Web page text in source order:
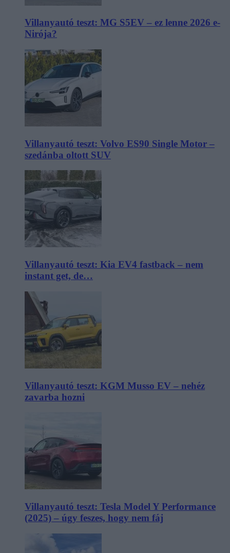
Villanyautó teszt: MG S5EV – ez lenne 2026 e-
Nirója?
Villanyautó teszt: Volvo ES90 Single Motor –
szedánba oltott SUV
Villanyautó teszt: Kia EV4 fastback – nem
instant get, de…
Villanyautó teszt: KGM Musso EV – nehéz
zavarba hozni
Villanyautó teszt: Tesla Model Y Performance
(2025) – úgy feszes, hogy nem fáj